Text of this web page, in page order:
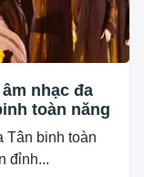
nhạc đa
toàn năng
Tân binh toàn
đỉnh...